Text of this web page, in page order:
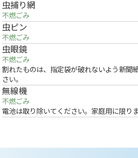
虫捕り網
不燃ごみ
虫ピン
不燃ごみ
虫眼鏡
不燃ごみ
割れたものは、指定袋が破れないよう新聞
さい。
無線機
不燃ごみ
電池は取り除いてください。家庭用に限りま